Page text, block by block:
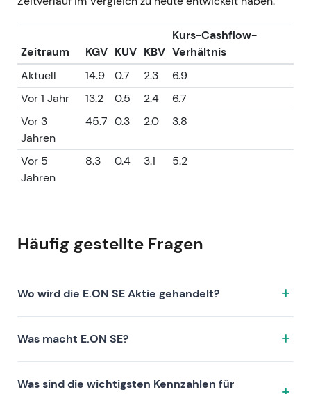
Zeitraum KGV KUV KBV
Kurs-Cashflow-
Verhältnis
Aktuell
14.9 0.7 2.3
6.9
Vor 1 Jahr
13.2 0.5 2.4
6.7
Vor 3
Jahren
45.7 0.3 2.0 3.8
Vor 5
Jahren
8.3 0.4 3.1 5.2
Häufig gestellte Fragen
Wo wird die E.ON SE Aktie gehandelt?
an der Börse XETRA gehandelt. ISIN: DE000ENAG999.
Was macht E.ON SE?
Investment-These auszeichnet:
Was sind die wichtigsten Kennzahlen für